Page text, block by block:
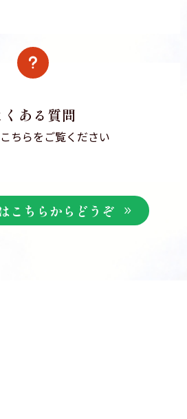
くある質問
ちらをご覧ください
こちらからどうぞ